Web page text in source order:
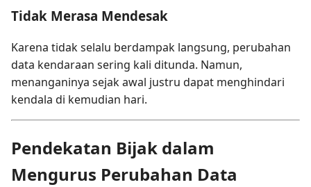
Tidak Merasa Mendesak
Karena tidak selalu berdampak langsung, perubahan
data kendaraan sering kali ditunda. Namun,
menanganinya sejak awal justru dapat menghindari
kendala di kemudian hari.
Pendekatan Bijak dalam
Mengurus Perubahan Data